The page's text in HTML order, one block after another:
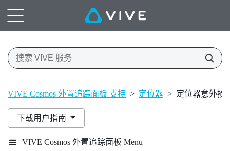
VIVE Cosmos 外置追踪面板 支持 > 定位器 > 定位器意外损
下载用户指南
VIVE Cosmos 外置追踪面板 Menu